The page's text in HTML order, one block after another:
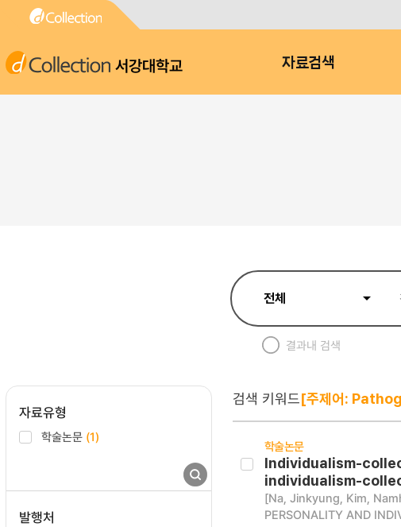
서강대학교 자료검색
결과내 검색
자료유형
학술논문 (1)
발행처
검색 키워드[주제어:
학술논문
Individualism-
individualism-
[Na, Jinkyung, Kim,
PERSONALITY AND